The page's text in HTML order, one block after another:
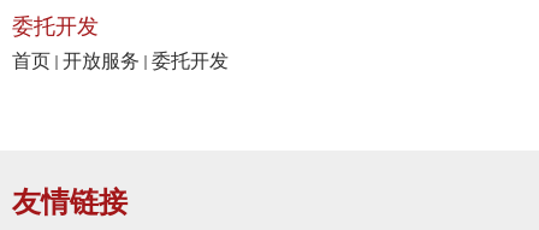
委托开发
首页 开放服务 委托开发
友情链接